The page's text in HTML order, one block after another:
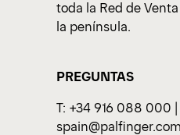
toda la Red de
la península.
PREGUNTAS
T: +34 916 088 000 |
spain@palfinger.com